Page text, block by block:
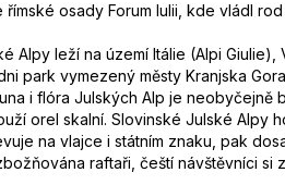
osady Forum Iulii, kde vládl
Alpy leží na území Itálie (Alpi Giulie),
park vymezený městy Kranjska
i flóra Julských Alp je neobyčejně
orel skalní. Slovinské Julské Alpy
na vlajce i státním znaku, pak
raftaři, čeští návštěvníci si